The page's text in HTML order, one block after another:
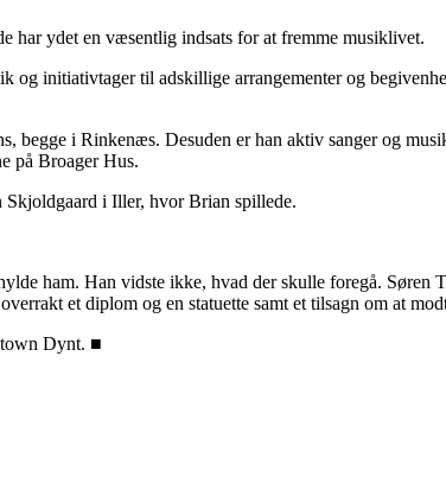
har ydet en væsentlig indsats for at fremme musiklivet.
initiativtager til adskillige arrangementer og
begge i Rinkenæs. Desuden er han aktiv sanger og
på Broager Hus.
Skjoldgaard i Iller, hvor Brian spillede.
ham. Han vidste ikke, hvad der skulle foregå. Søren
et diplom og en statuette samt et tilsagn om at
Dynt. ■